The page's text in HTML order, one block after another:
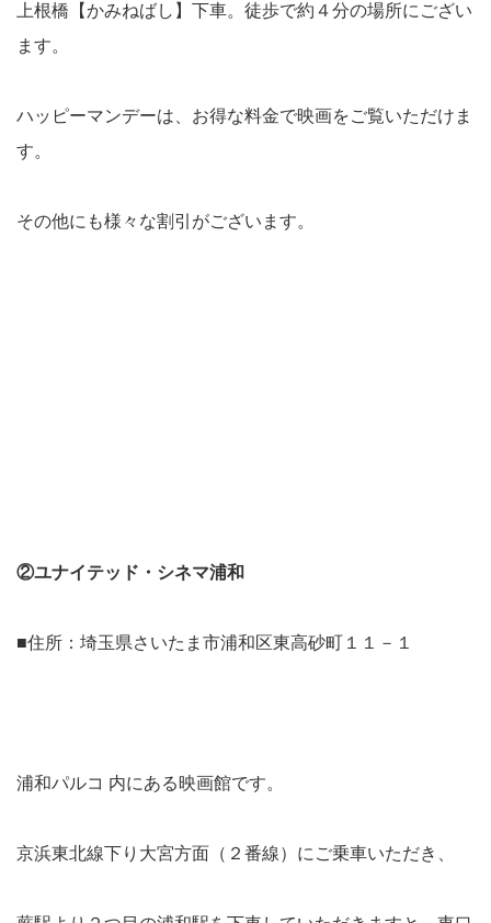
上根橋【かみねばし】下車。徒歩で約４分の場所にござい
ます。
ハッピーマンデーは、お得な料金で映画をご覧いただけま
す。
その他にも様々な割引がございます。
②ユナイテッド・シネマ浦和
■住所：埼玉県さいたま市浦和区東高砂町１１－１
浦和パルコ 内にある映画館です。
京浜東北線下り大宮方面（２番線）にご乗車いただき、